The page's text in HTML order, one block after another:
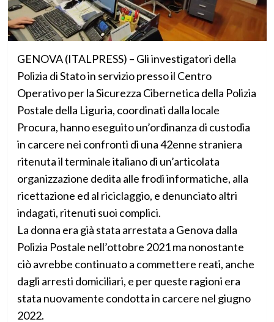
GENOVA (ITALPRESS) – Gli investigatori della
Polizia di Stato in servizio presso il Centro
Operativo per la Sicurezza Cibernetica della Polizia
Postale della Liguria, coordinati dalla locale
Procura, hanno eseguito un’ordinanza di custodia
in carcere nei confronti di una 42enne straniera
ritenuta il terminale italiano di un’articolata
organizzazione dedita alle frodi informatiche, alla
ricettazione ed al riciclaggio, e denunciato altri
indagati, ritenuti suoi complici.
La donna era già stata arrestata a Genova dalla
Polizia Postale nell’ottobre 2021 ma nonostante
ciò avrebbe continuato a commettere reati, anche
dagli arresti domiciliari, e per queste ragioni era
stata nuovamente condotta in carcere nel giugno
2022.